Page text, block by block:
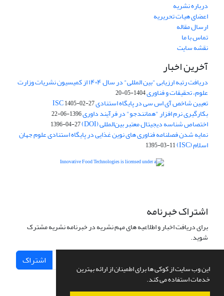
این وب سایت از کوکی ها برای اطمینان از ارائه بهترین
خدمات استفاده می کند.
درباره نشریه
اعضای هیات تحریریه
ارسال مقاله
تماس با ما
نقشه سایت
آخرین اخبار
دریافت رتبه ارزیابی "بین المللی" در سال ۱۴۰۴ از کمیسیون نشریات وزارت
علوم، تحقیقات و فناوری1404-05-20
تعیین شاخص آی اس سی در پایگاه استنادی ISC1405-02-27
بکارگیری نرم افزار "همانندجو" در فرآیند داوری1396-06-22
اختصاص شناسه دیجیتال معتبر بین‌المللی (DOI) 1396-04-27
نمایه شدن فصلنامه فناوری های نوین غذایی در پایگاه استنادی علوم جهان
اسلام (ISC) 1395-03-11
اشتراک خبرنامه
برای دریافت اخبار و اطلاعیه های مهم نشریه در خبرنامه نشریه مشترک
شوید.
اشتراک